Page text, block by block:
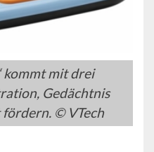
kommt mit drei
Gedächtnis
© VTech